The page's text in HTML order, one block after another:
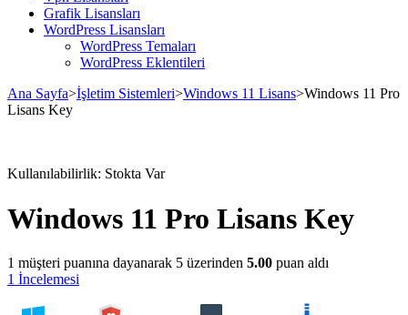
Grafik Lisansları
WordPress Lisansları
WordPress Temaları
WordPress Eklentileri
Ana Sayfa>İşletim Sistemleri>Windows 11 Lisans>Windows 11 Pro
Lisans Key
Kullanılabilirlik: Stokta Var
Windows 11 Pro Lisans Key
1 müşteri puanına dayanarak 5 üzerinden 5.00 puan aldı
1 İncelemesi